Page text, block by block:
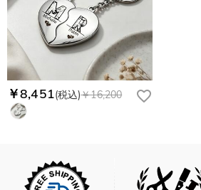
￥8,451(税込)￥16,200